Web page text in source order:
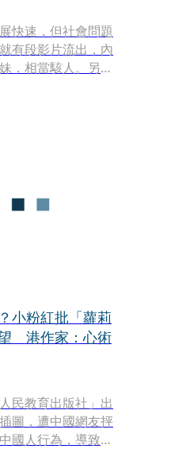
快速，但社會問題
有段影片流出，內
，相當駭人。另
小粉紅批「蘿莉
港作家：心術
民教育出版社」出
圖，遭中國網友抨
國人行為，導致出